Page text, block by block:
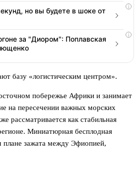
i
но вы будете в шоке от
i
за "Диором": Поплавская
базу «логистическим центром».
побережье Африки и занимает
на пересечении важных морских
рассматривается как стабильная
Миниатюрная бесплодная
плане зажата между Эфиопией,